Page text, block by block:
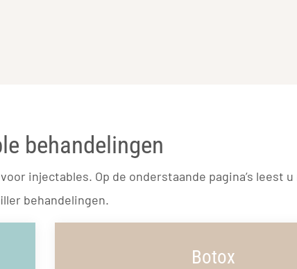
behandelingen
injectables. Op de onderstaande pagina’s leest
behandelingen.
Botox